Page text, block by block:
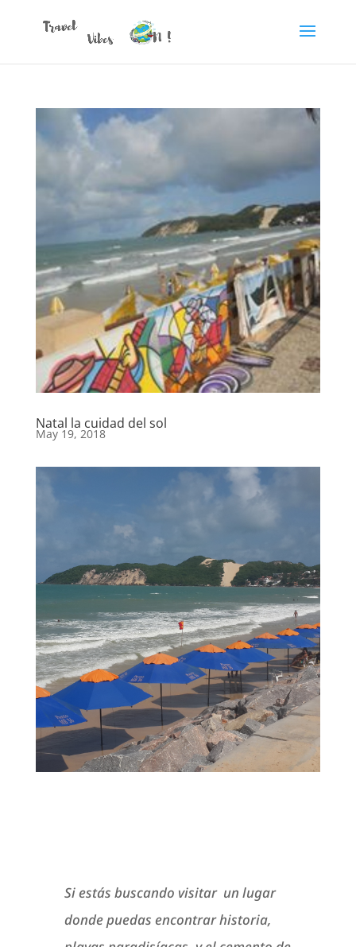
Natal la cuidad del sol
May 19, 2018
Si estás buscando visitar un lugar
donde puedas encontrar historia,